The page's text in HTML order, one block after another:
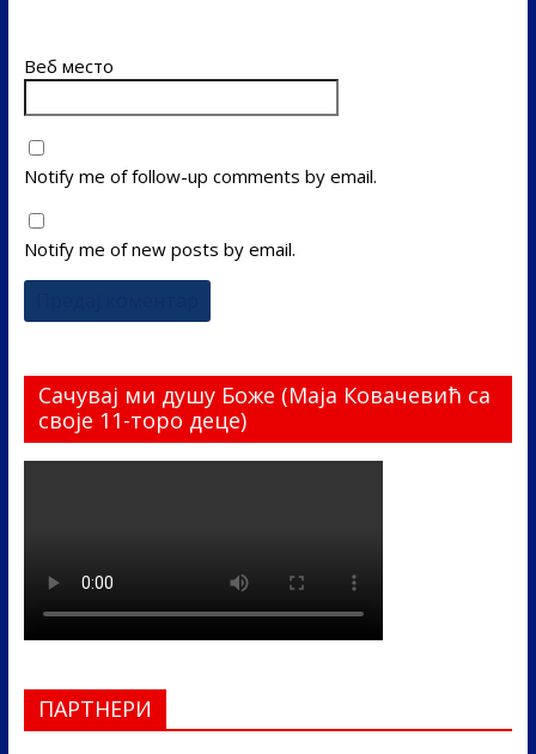
Веб место
Notify me of follow-up comments by email.
Notify me of new posts by email.
Сачувај ми душу Боже (Маја Ковачевић са
своје 11-торо деце)
ПАРТНЕРИ